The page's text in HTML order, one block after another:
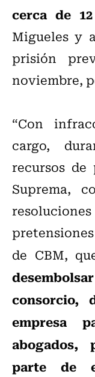
cerca de
Migueles y
prisión
noviembre,
“Con
cargo,
recursos
Suprema,
de CBM,
consorcio,
empresa
abogados,
parte de